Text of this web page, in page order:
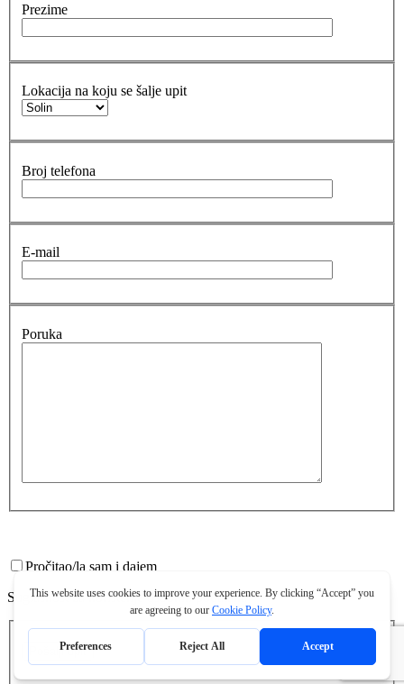
Prezime
Lokacija na koju se šalje upit
Broj telefona
E-mail
Poruka
Pročitao/la sam i dajem
Suglasnost za korištenje osobnih podataka
Pošalji upit